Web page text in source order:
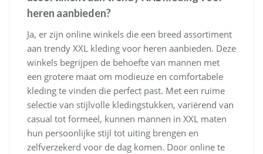
heren aanbieden?
Ja, er zijn online winkels die een breed assortiment
aan trendy XXL kleding voor heren aanbieden. Deze
winkels begrijpen de behoefte van mannen met
een grotere maat om modieuze en comfortabele
kleding te vinden die perfect past. Met een ruime
selectie van stijlvolle kledingstukken, variërend van
casual tot formeel, kunnen mannen in XXL maten
hun persoonlijke stijl tot uiting brengen en
zelfverzekerd voor de dag komen. Door online te